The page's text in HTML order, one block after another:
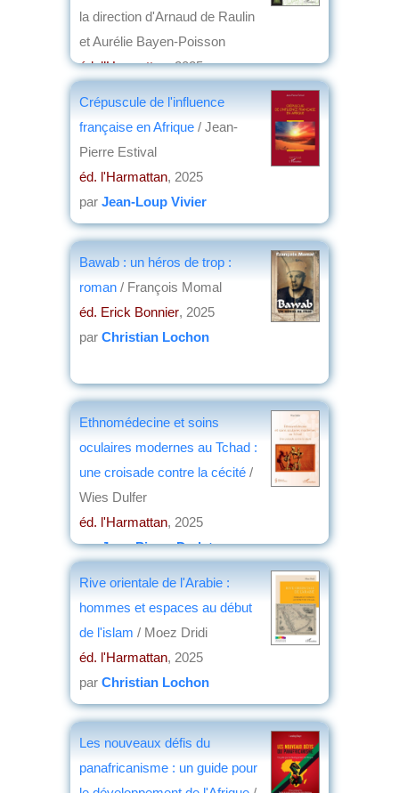
la direction d'Arnaud de Raulin
et Aurélie Bayen-Poisson
éd. l’Harmattan, 2025
Crépuscule de l'influence
française en Afrique / Jean-
Pierre Estival
éd. l'Harmattan, 2025
par Jean-Loup Vivier
Bawab : un héros de trop :
roman / François Momal
éd. Erick Bonnier, 2025
par Christian Lochon
Ethnomédecine et soins
oculaires modernes au Tchad :
une croisade contre la cécité /
Wies Dulfer
éd. l'Harmattan, 2025
parJean-Pierre Dedet
Rive orientale de l'Arabie :
hommes et espaces au début
de l'islam / Moez Dridi
éd. l'Harmattan, 2025
par Christian Lochon
Les nouveaux défis du
panafricanisme : un guide pour